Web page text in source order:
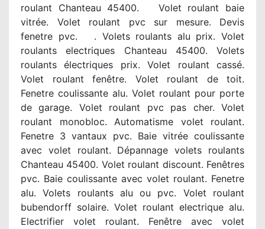
roulant Chanteau 45400. Volet roulant baie
vitrée. Volet roulant pvc sur mesure. Devis
fenetre pvc. . Volets roulants alu prix. Volet
roulants electriques Chanteau 45400. Volets
roulants électriques prix. Volet roulant cassé.
Volet roulant fenêtre. Volet roulant de toit.
Fenetre coulissante alu. Volet roulant pour porte
de garage. Volet roulant pvc pas cher. Volet
roulant monobloc. Automatisme volet roulant.
Fenetre 3 vantaux pvc. Baie vitrée coulissante
avec volet roulant. Dépannage volets roulants
Chanteau 45400. Volet roulant discount. Fenêtres
pvc. Baie coulissante avec volet roulant. Fenetre
alu. Volets roulants alu ou pvc. Volet roulant
bubendorff solaire. Volet roulant electrique alu.
Electrifier volet roulant. Fenêtre avec volet